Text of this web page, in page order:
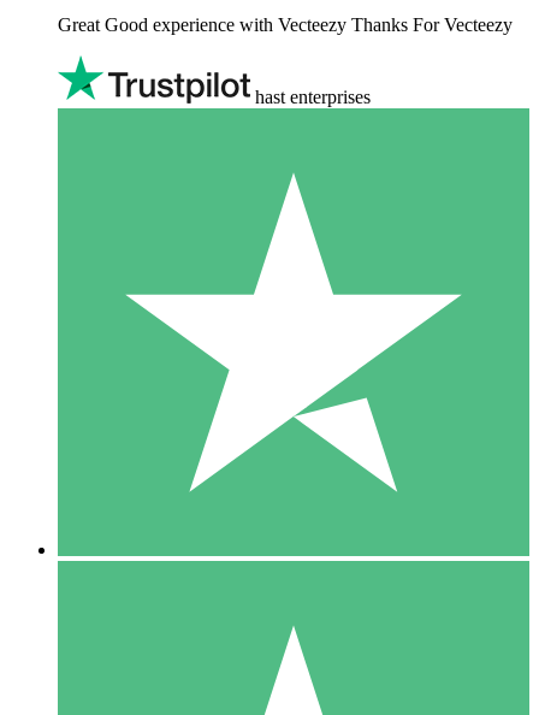
Great Good experience with Vecteezy Thanks For Vecteezy
hast enterprises